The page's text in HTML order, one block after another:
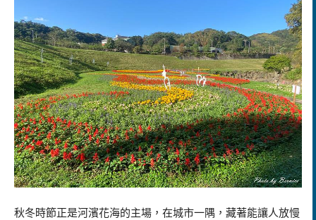
秋冬時節正是河濱花海的主場，在城市一隅，藏著能讓人放慢